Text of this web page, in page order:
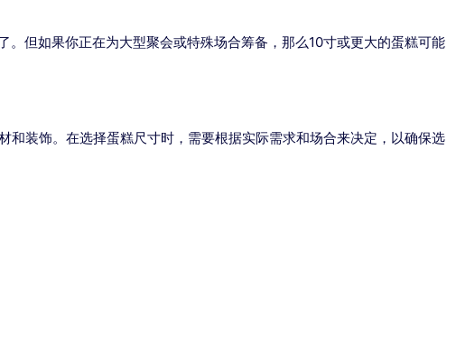
但如果你正在为大型聚会或特殊场合筹备，那么10寸或更大的蛋糕可能
装饰。在选择蛋糕尺寸时，需要根据实际需求和场合来决定，以确保选